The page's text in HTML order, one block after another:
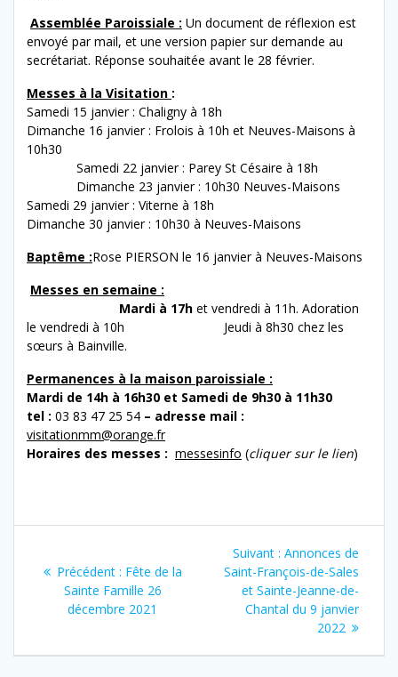
Assemblée Paroissiale : Un document de réflexion est
envoyé par mail, et une version papier sur demande au
secrétariat. Réponse souhaitée avant le 28 février.
Messes à la Visitation :
Samedi 15 janvier : Chaligny à 18h
Dimanche 16 janvier : Frolois à 10h et Neuves-Maisons à
10h30
Samedi 22 janvier : Parey St Césaire à 18h
Dimanche 23 janvier : 10h30 Neuves-Maisons
Samedi 29 janvier : Viterne à 18h
Dimanche 30 janvier : 10h30 à Neuves-Maisons
Baptême :Rose PIERSON le 16 janvier à Neuves-Maisons
Messes en semaine :
Mardi à 17h et vendredi à 11h. Adoration
le vendredi à 10h
Jeudi à 8h30 chez les
sœurs à Bainville.
Permanences à la maison paroissiale :
Mardi de 14h à 16h30 et Samedi de 9h30 à 11h30
tel : 03 83 47 25 54 – adresse mail :
visitationmm@orange.fr
Horaires des messes : messesinfo (cliquer sur le lien)
de
l’article
Précédent : Article
précédent
:
Fête de la
Sainte Famille 26
décembre 2021
Suivant : Article
suivant
:
Annonces de
Saint-François-de-Sales
et Sainte-Jeanne-de-
Chantal du 9 janvier
2022